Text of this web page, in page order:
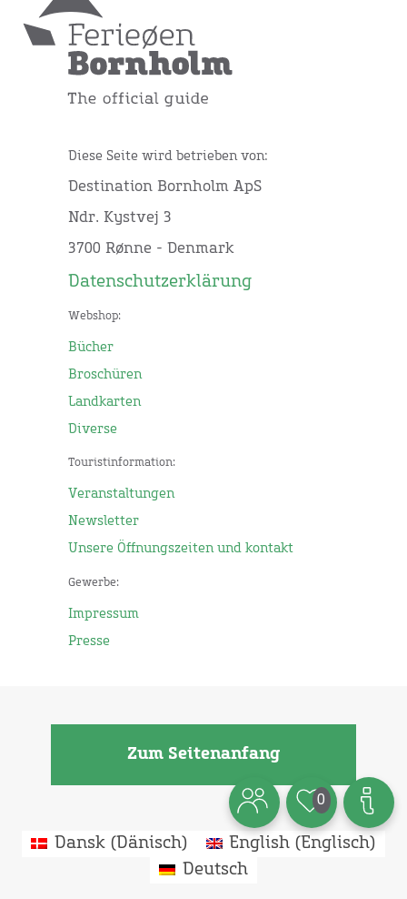
Diese Seite wird betrieben von:
Destination Bornholm ApS
Ndr. Kystvej 3
3700 Rønne - Denmark
Datenschutzerklärung
Webshop:
Bücher
Broschüren
Landkarten
Diverse
Touristinformation:
Veranstaltungen
Newsletter
Unsere Öffnungszeiten und kontakt
Gewerbe:
Impressum
Presse
Zum Seitenanfang
0
Dansk( Dänisch) English( Englisch)
Deutsch